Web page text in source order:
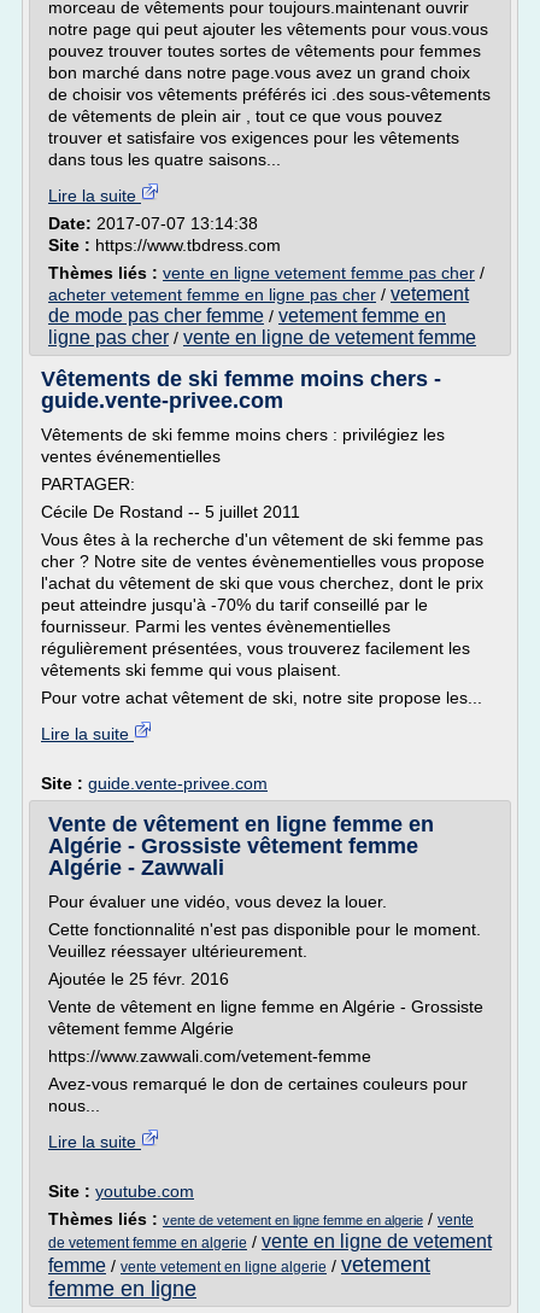
morceau de vêtements pour toujours.maintenant ouvrir
notre page qui peut ajouter les vêtements pour vous.vous
pouvez trouver toutes sortes de vêtements pour femmes
bon marché dans notre page.vous avez un grand choix
de choisir vos vêtements préférés ici .des sous-vêtements
de vêtements de plein air , tout ce que vous pouvez
trouver et satisfaire vos exigences pour les vêtements
dans tous les quatre saisons...
Lire la suite
Date: 2017-07-07 13:14:38
Site : https://www.tbdress.com
Thèmes liés : vente en ligne vetement femme pas cher /
acheter vetement femme en ligne pas cher / vetement
de mode pas cher femme / vetement femme en
ligne pas cher / vente en ligne de vetement femme
Vêtements de ski femme moins chers -
guide.vente-privee.com
Vêtements de ski femme moins chers : privilégiez les
ventes événementielles
PARTAGER:
Cécile De Rostand -- 5 juillet 2011
Vous êtes à la recherche d'un vêtement de ski femme pas
cher ? Notre site de ventes évènementielles vous propose
l'achat du vêtement de ski que vous cherchez, dont le prix
peut atteindre jusqu'à -70% du tarif conseillé par le
fournisseur. Parmi les ventes évènementielles
régulièrement présentées, vous trouverez facilement les
vêtements ski femme qui vous plaisent.
Pour votre achat vêtement de ski, notre site propose les...
Lire la suite
Site : guide.vente-privee.com
Vente de vêtement en ligne femme en
Algérie - Grossiste vêtement femme
Algérie - Zawwali
Pour évaluer une vidéo, vous devez la louer.
Cette fonctionnalité n'est pas disponible pour le moment.
Veuillez réessayer ultérieurement.
Ajoutée le 25 févr. 2016
Vente de vêtement en ligne femme en Algérie - Grossiste
vêtement femme Algérie
https://www.zawwali.com/vetement-femme
Avez-vous remarqué le don de certaines couleurs pour
nous...
Lire la suite
Site : youtube.com
Thèmes liés : vente de vetement en ligne femme en algerie / vente
de vetement femme en algerie / vente en ligne de vetement
femme / vente vetement en ligne algerie / vetement
femme en ligne